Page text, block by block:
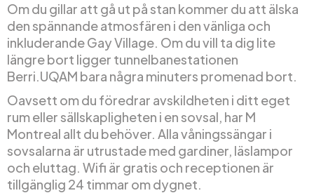
Om du gillar att gå ut på stan kommer du att älska
den spännande atmosfären i den vänliga och
inkluderande Gay Village. Om du vill ta dig lite
längre bort ligger tunnelbanestationen
Berri.UQAM bara några minuters promenad bort.
Oavsett om du föredrar avskildheten i ditt eget
rum eller sällskapligheten i en sovsal, har M
Montreal allt du behöver. Alla våningssängar i
sovsalarna är utrustade med gardiner, läslampor
och eluttag. Wifi är gratis och receptionen är
tillgänglig 24 timmar om dygnet.